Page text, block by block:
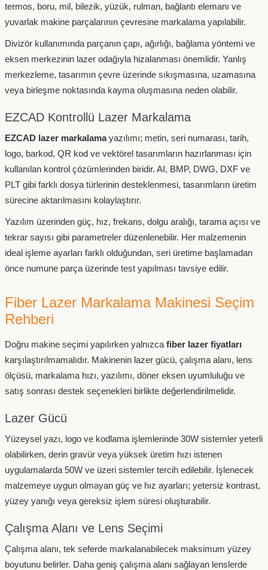
termos, boru, mil, bilezik, yüzük, rulman, bağlantı elemanı ve
yuvarlak makine parçalarının çevresine markalama yapılabilir.
Divizör kullanımında parçanın çapı, ağırlığı, bağlama yöntemi ve
eksen merkezinin lazer odağıyla hizalanması önemlidir. Yanlış
merkezleme, tasarımın çevre üzerinde sıkışmasına, uzamasına
veya birleşme noktasında kayma oluşmasına neden olabilir.
EZCAD Kontrollü Lazer Markalama
EZCAD lazer markalamayazılımı; metin, seri numarası, tarih,
logo, barkod, QR kod ve vektörel tasarımların hazırlanması için
kullanılan kontrol çözümlerinden biridir. AI, BMP, DWG, DXF ve
PLT gibi farklı dosya türlerinin desteklenmesi, tasarımların üretim
sürecine aktarılmasını kolaylaştırır.
Yazılım üzerinden güç, hız, frekans, dolgu aralığı, tarama açısı ve
tekrar sayısı gibi parametreler düzenlenebilir. Her malzemenin
ideal işleme ayarları farklı olduğundan, seri üretime başlamadan
önce numune parça üzerinde test yapılması tavsiye edilir.
Fiber Lazer Markalama Makinesi Seçim
Rehberi
Doğru makine seçimi yapılırken yalnızca fiber lazer fiyatları
karşılaştırılmamalıdır. Makinenin lazer gücü, çalışma alanı, lens
ölçüsü, markalama hızı, yazılımı, döner eksen uyumluluğu ve
satış sonrası destek seçenekleri birlikte değerlendirilmelidir.
Lazer Gücü
Yüzeysel yazı, logo ve kodlama işlemlerinde 30W sistemler yeterli
olabilirken, derin gravür veya yüksek üretim hızı istenen
uygulamalarda 50W ve üzeri sistemler tercih edilebilir. İşlenecek
malzemeye uygun olmayan güç ve hız ayarları; yetersiz kontrast,
yüzey yanığı veya gereksiz işlem süresi oluşturabilir.
Çalışma Alanı ve Lens Seçimi
Çalışma alanı, tek seferde markalanabilecek maksimum yüzey
boyutunu belirler. Daha geniş çalışma alanı sağlayan lenslerde